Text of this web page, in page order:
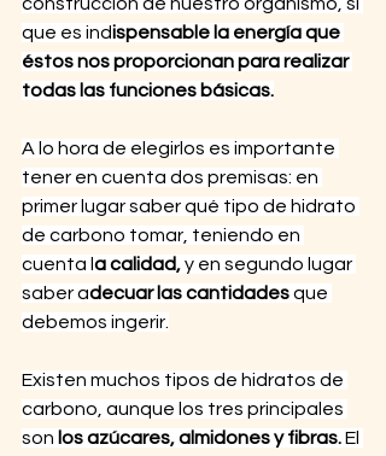
que es indispensable la energía que
éstos nos proporcionan para realizar
todas las funciones básicas.
A lo hora de elegirlos es importante
tener en cuenta dos premisas: en
primer lugar saber qué tipo de hidrato
de carbono tomar, teniendo en
cuenta l a calidad, y en segundo lugar
saber adecuar las cantidades que
debemos ingerir.
Existen muchos tipos de hidratos de
carbono, aunque los tres principales
son los azúcares, almidones y fibras. El